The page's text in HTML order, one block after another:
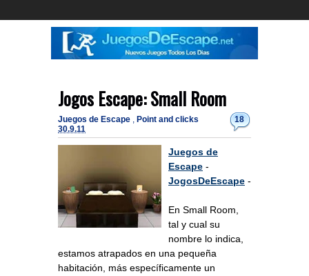
Jogos Escape: Small Room
18
Juegos de Escape , Point and clicks
30.9.11
Juegos de
Escape -
JogosDeEscape -
En Small Room,
tal y cual su
nombre lo indica,
estamos atrapados en una pequeña
habitación, más específicamente un